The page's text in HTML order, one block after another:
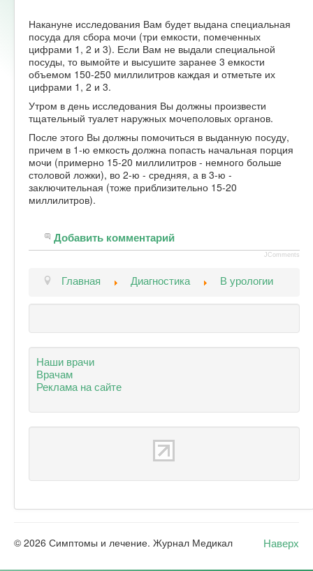
Накануне исследования Вам будет выдана специальная
посуда для сбора мочи (три емкости, помеченных
цифрами 1, 2 и 3). Если Вам не выдали специальной
посуды, то вымойте и высушите заранее 3 емкости
объемом 150-250 миллилитров каждая и отметьте их
цифрами 1, 2 и 3.
Утром в день исследования Вы должны произвести
тщательный туалет наружных мочеполовых органов.
После этого Вы должны помочиться в выданную посуду,
причем в 1-ю емкость должна попасть начальная порция
мочи (примерно 15-20 миллилитров - немного больше
столовой ложки), во 2-ю - средняя, а в 3-ю -
заключительная (тоже приблизительно 15-20
миллилитров).
Добавить комментарий
JComments
Главная Диагностика В урологии
Наши врачи
Врачам
Реклама на сайте
Наверх
© 2026 Симптомы и лечение. Журнал Медикал